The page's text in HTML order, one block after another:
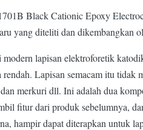
Black Cationic Epoxy
yang diteliti dan dikembangkan
lapisan elektroforetik
Lapisan semacam itu tidak
merkuri dll. Ini adalah dua
fitur dari produk sebelumnya,
hampir dapat diterapkan untuk